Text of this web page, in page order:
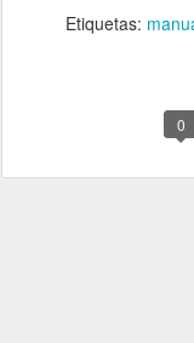
Etiquetas:
0